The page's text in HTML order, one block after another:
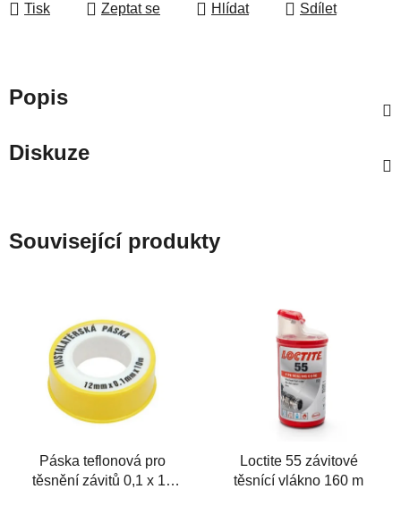
Tisk Zeptat se Hlídat Sdílet
Popis
Diskuze
Související produkty
Páska teflonová pro
těsnění závitů 0,1 x 12
Loctite 55 závitové
těsnící vlákno 160 m